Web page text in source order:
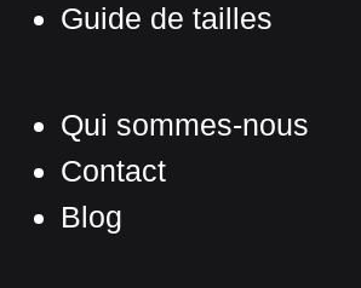
Guide de tailles
Qui sommes-nous
Contact
Blog